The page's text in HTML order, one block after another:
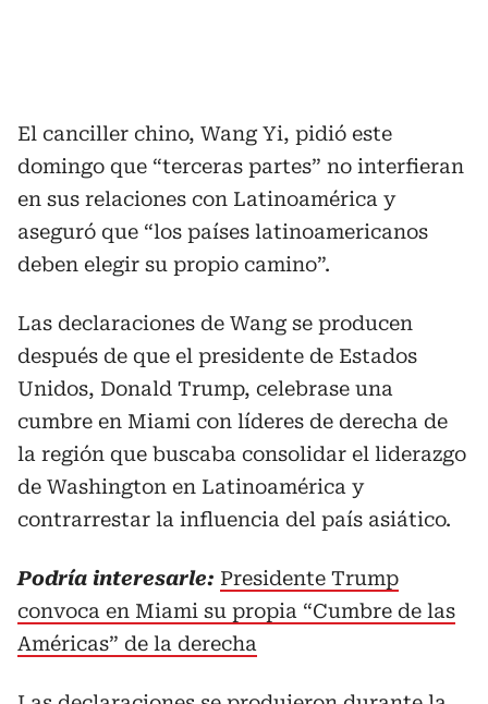
El canciller chino, Wang Yi, pidió este
domingo que “terceras partes” no interfieran
en sus relaciones con Latinoamérica y
aseguró que “los países latinoamericanos
deben elegir su propio camino”.
Las declaraciones de Wang se producen
después de que el presidente de Estados
Unidos, Donald Trump, celebrase una
cumbre en Miami con líderes de derecha de
la región que buscaba consolidar el liderazgo
de Washington en Latinoamérica y
contrarrestar la influencia del país asiático.
Podría interesarle: Presidente Trump
convoca en Miami su propia “Cumbre de las
Américas” de la derecha